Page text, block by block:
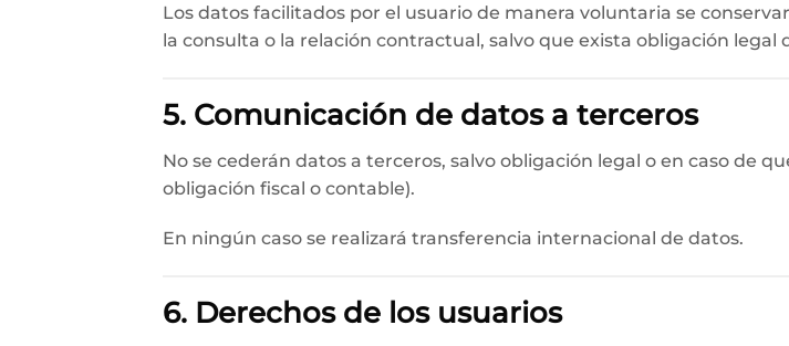
Los datos facilitados por el usuario de manera voluntaria se
la consulta o la relación contractual, salvo que exista obligación
5. Comunicación de datos a terceros
No se cederán datos a terceros, salvo obligación legal o en caso de
obligación fiscal o contable).
En ningún caso se realizará transferencia internacional de datos.
6. Derechos de los usuarios